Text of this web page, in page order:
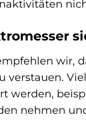
wir,
verstauen.
werden,
nehmen